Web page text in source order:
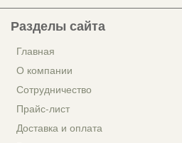
Разделы сайта
Главная
О компании
Сотрудничество
Прайс-лист
Доставка и оплата